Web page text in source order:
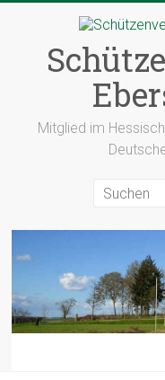
springen
Mitglied im